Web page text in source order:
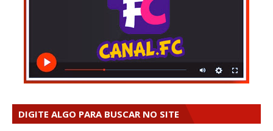
DIGITE ALGO PARA BUSCAR NO SITE